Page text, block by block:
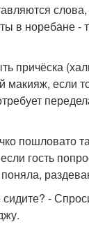
в норебане -
причёска
макияж, если
пошловато
гость
-